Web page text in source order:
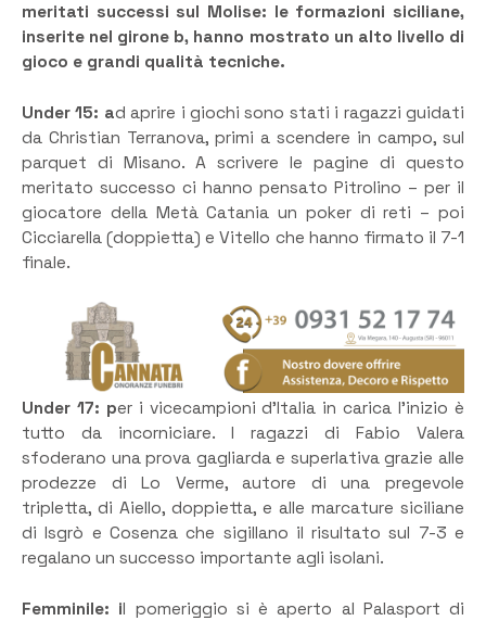
meritati successi sul Molise: le formazioni siciliane,
inserite nel girone b, hanno mostrato un alto livello di
gioco e grandi qualità tecniche.
Under 15: ad aprire i giochi sono stati i ragazzi guidati
da Christian Terranova, primi a scendere in campo, sul
parquet di Misano. A scrivere le pagine di questo
meritato successo ci hanno pensato Pitrolino – per il
giocatore della Metà Catania un poker di reti – poi
Cicciarella (doppietta) e Vitello che hanno firmato il 7-1
finale.
Under 17: per i vicecampioni d’Italia in carica l’inizio è
tutto da incorniciare. I ragazzi di Fabio Valera
sfoderano una prova gagliarda e superlativa grazie alle
prodezze di Lo Verme, autore di una pregevole
tripletta, di Aiello, doppietta, e alle marcature siciliane
di Isgrò e Cosenza che sigillano il risultato sul 7-3 e
regalano un successo importante agli isolani.
Femminile: il pomeriggio si è aperto al Palasport di